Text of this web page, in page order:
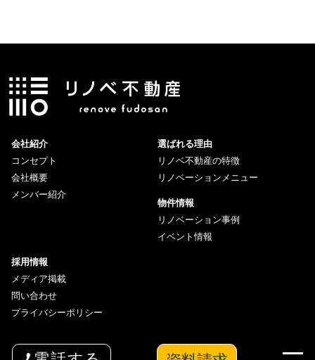
会社紹介
コンセプト
会社概要
メンバー紹介
選ばれる理由
リノベ不動産の特徴
リノベーションメニュー
物件情報
リノベーション事例
イベント情報
採用情報
メディア掲載
問い合わせ
プライバシーポリシー